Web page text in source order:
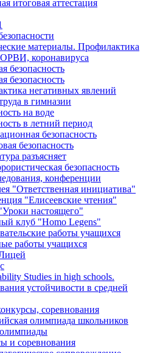
итоговая аттестация
материалы. Профилактика
коронавируса
безопасность
безопасность
негативных явлений
в гимназии
на воде
в летний период
безопасность
безопасность
разъясняет
безопасность
конференции
"Ответственная инициатива"
"Елисеевские чтения"
настоящего"
клуб "Homo Legens"
работы учащихся
работы учащихся
Studies in high schools.
устойчивости в средней
соревнования
олимпиада школьников
и соревнования